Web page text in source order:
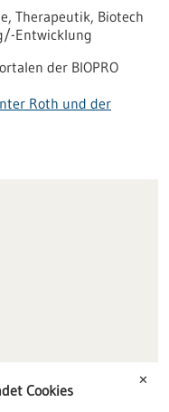
Therapeutik, Biotech
Entwicklung
der BIOPRO
Roth und der
✕
Cookies